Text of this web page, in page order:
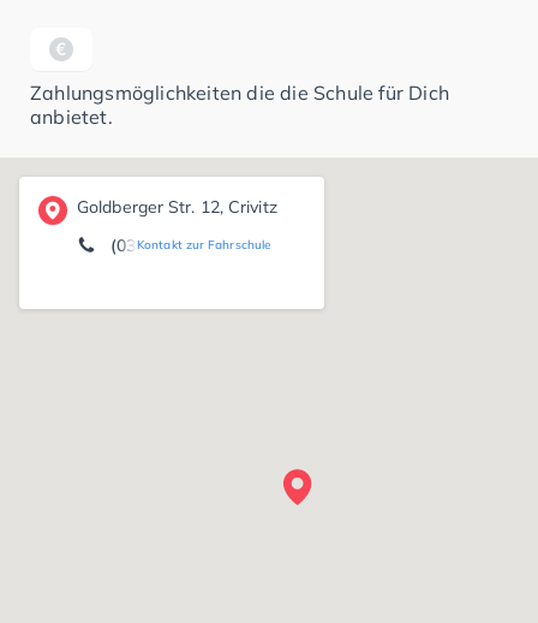
Zahlungsmöglichkeiten die die Schule für Dich
anbietet.
Goldberger Str. 12, Crivitz
Kontakt zur Fahrschule
(03863) 55 57 30